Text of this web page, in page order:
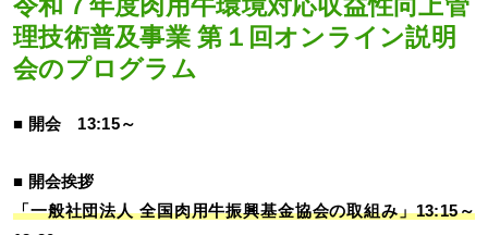
令和７年度肉用牛環境対応収益性向上管
理技術普及事業 第１回オンライン説明
会のプログラム
■ 開会 13:15～
■ 開会挨拶
「一般社団法人 全国肉用牛振興基金協会の取組み」13:15～